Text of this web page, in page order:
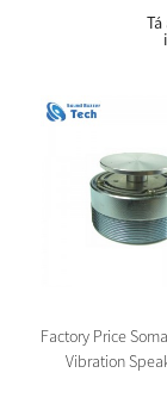
Factory Price
Vibration